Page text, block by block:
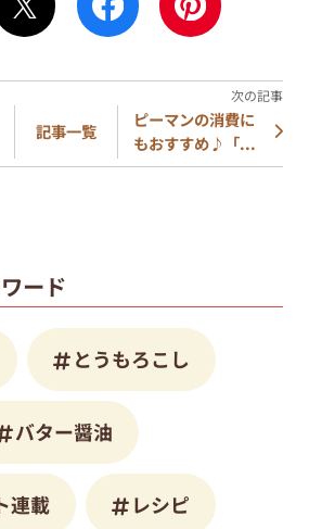
記事一覧
ピーマンの消費に
もおすすめ♪「...
ード
とうもろこし
バター醤油
連載 レシピ